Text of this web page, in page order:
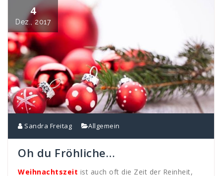
4
Dez., 2017
Sandra Freitag Allgemein
Oh du Fröhliche…
Weihnachtszeit ist auch oft die Zeit der Reinheit,